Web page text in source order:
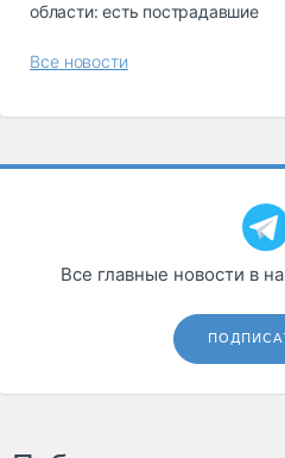
области: есть пострадавшие
Все новости
Все главные новости в